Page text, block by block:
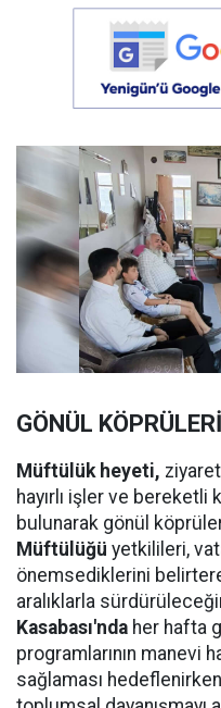
GÖNÜL
Müftülük heyeti,
hayırlı işler ve
bulunarak gönül
Müftülüğü yetkilileri,
önemsediklerini
aralıklarla
Kasabası'nda her hafta
programlarının manevi
sağlaması